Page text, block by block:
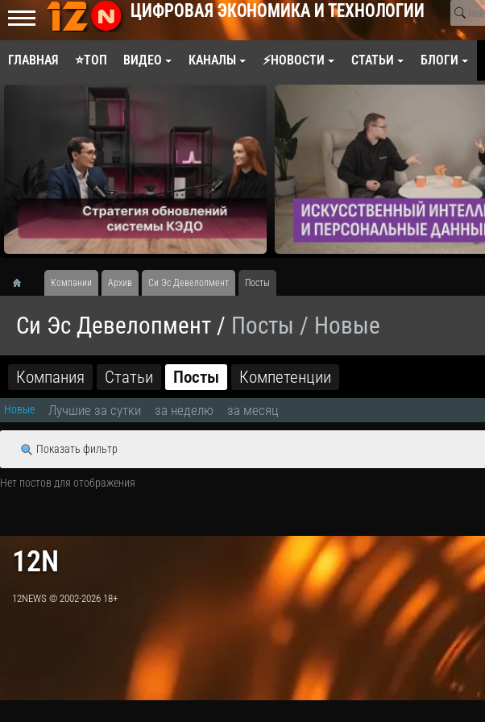
ЦИФРОВАЯ ЭКОНОМИКА И ТЕХНОЛОГИИ
ГЛАВНАЯ ⭐ТОП ВИДЕО КАНАЛЫ ⚡НОВОСТИ СТАТЬИ БЛОГИ
Компании Архив Си Эс Девелопмент Посты
Си Эс Девелопмент / Посты / Новые
Компания Статьи Посты Компетенции
Новые Лучшие за сутки за неделю за месяц
Показать фильтр
Нет постов для отображения
12N
12NEWS © 2002-2026 18+